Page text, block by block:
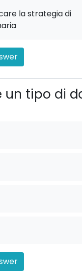
la strategia di
tipo di